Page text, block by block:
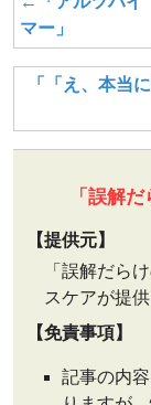
マー」
「「え、本当
「誤解
【提供元】
「誤解だら
スケアが提
【免責事項】
記事の内